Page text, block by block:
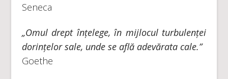
Seneca
„Omul drept înțelege, în mijlocul turbulenței
dorințelor sale, unde se află adevărata cale.”
Goethe